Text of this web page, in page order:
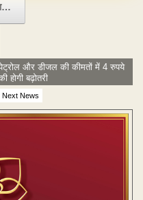
Next News
और डीजल की कीमतों में 4 रुपये
होगी बढ़ोतरी